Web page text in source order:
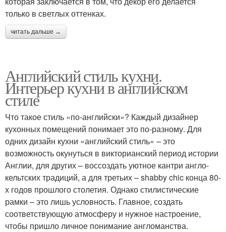
только в светлых оттенках.
читать дальше →
Английский стиль кухни.
Интерьер кухни в английском
стиле
Что такое стиль «по-английски»? Каждый дизайнер
кухонных помещений понимает это по-разному. Для
одних дизайн кухни «английский стиль» – это
возможность окунуться в викторианский период истории
Англии, для других – воссоздать уютное кантри англо-
кельтских традиций, а для третьих – shabby chic конца 80-
х годов прошлого столетия. Однако стилистические
рамки – это лишь условность. Главное, создать
соответствующую атмосферу и нужное настроение,
чтобы пришло личное понимание англоманства.